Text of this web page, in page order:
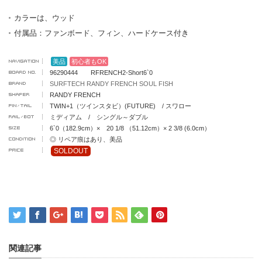
カラーは、ウッド
付属品：ファンボード、フィン、ハードケース付き
美品
初心者もOK
96290444 RFRENCH2-Short6`0
SURFTECH RANDY FRENCH SOUL FISH
RANDY FRENCH
TWIN+1（ツインスタビ）(FUTURE) / スワロー
ミディアム / シングル～ダブル
6`0（182.9cm）× 20 1/8 （51.12cm）× 2 3/8 (6.0cm）
◎ リペア痕はあり、美品
SOLDOUT
関連記事